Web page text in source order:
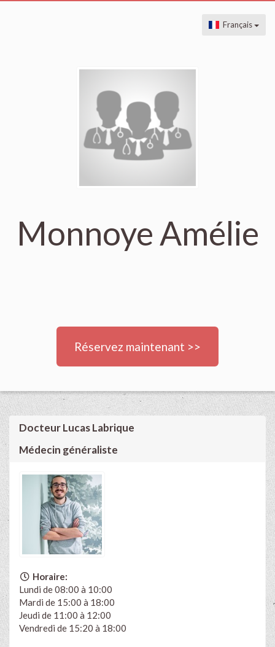
Français
Monnoye Amélie
Réservez maintenant >>
Docteur Lucas Labrique
Médecin généraliste
Horaire:
Lundi de 08:00 à 10:00
Mardi de 15:00 à 18:00
Jeudi de 11:00 à 12:00
Vendredi de 15:20 à 18:00